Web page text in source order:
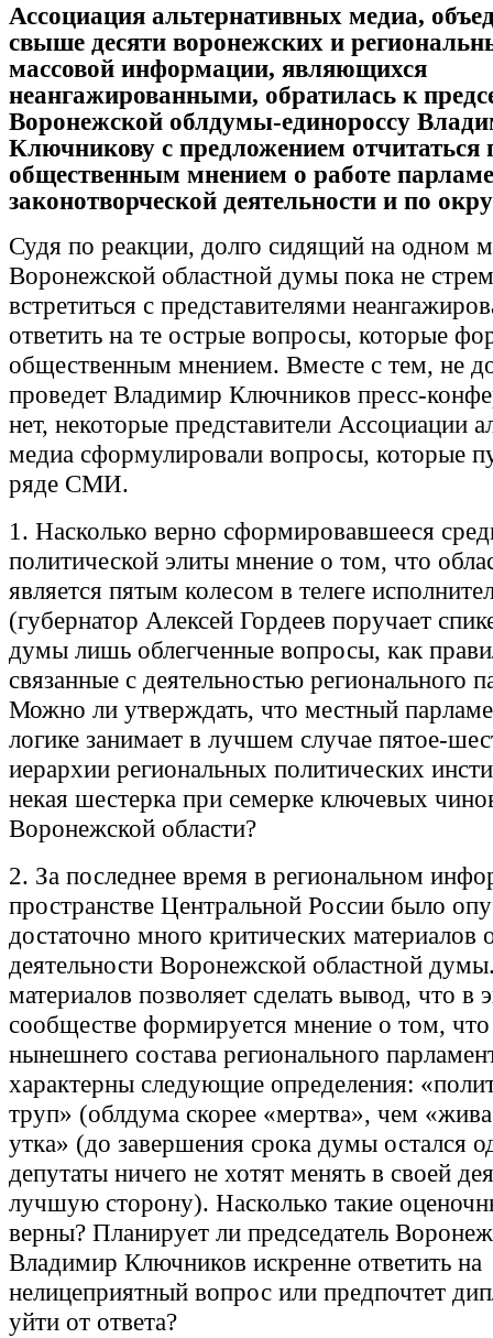
Ассоциация альтернативных медиа,
свыше десяти воронежских и
массовой информации, являющихся
неангажированными, обратилась к
Воронежской облдумы-единороссу
Ключникову с предложением отчитаться
общественным мнением о работе
законотворческой деятельности и по
Судя по реакции, долго сидящий на одном
Воронежской областной думы пока не
встретиться с представителями
ответить на те острые вопросы, которые
общественным мнением. Вместе с тем, не
проведет Владимир Ключников пресс-
нет, некоторые представители Ассоциации
медиа сформулировали вопросы, которые
ряде СМИ.
1. Насколько верно сформировавшееся
политической элиты мнение о том, что
является пятым колесом в телеге
(губернатор Алексей Гордеев поручает
думы лишь облегченные вопросы, как
связанные с деятельностью регионального
Можно ли утверждать, что местный
логике занимает в лучшем случае пятое-
иерархии региональных политических
некая шестерка при семерке ключевых
Воронежской области?
2. За последнее время в региональном
пространстве Центральной России было
достаточно много критических материалов
деятельности Воронежской областной
материалов позволяет сделать вывод, что в
сообществе формируется мнение о том,
нынешнего состава регионального
характерны следующие определения:
труп» (облдума скорее «мертва», чем
утка» (до завершения срока думы остался
депутаты ничего не хотят менять в своей
лучшую сторону). Насколько такие
верны? Планирует ли председатель
Владимир Ключников искренне ответить на
нелицеприятный вопрос или предпочтет
уйти от ответа?